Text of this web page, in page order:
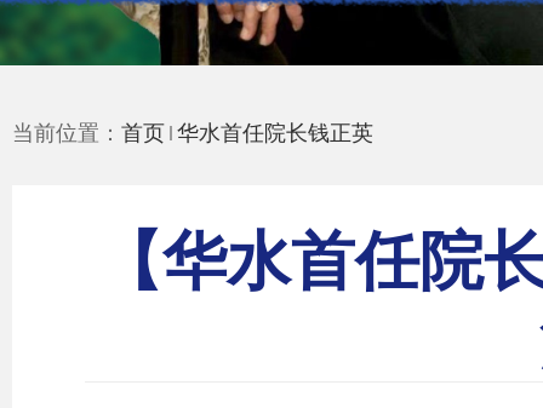
当前位置： 首页 华水首任院长钱正英
【华水首任院